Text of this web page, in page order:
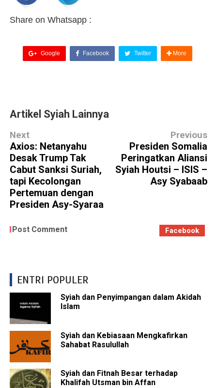
Share on Whatsapp :
Google Facebook Twitter More
Artikel Syiah Lainnya
Next
Axios: Netanyahu
Desak Trump Tak
Cabut Sanksi Suriah,
tapi Kecolongan
Pertemuan dengan
Presiden Asy-Syaraa
Previous
Presiden Somalia
Peringatkan Aliansi
Syiah Houtsi – ISIS –
Asy Syabaab
Post Comment Facebook
ENTRI POPULER
Syiah dan Penyimpangan dalam Akidah
Islam
Syiah dan Kebiasaan Mengkafirkan
Sahabat Rasulullah
Syiah dan Fitnah Besar terhadap
Khalifah Utsman bin Affan